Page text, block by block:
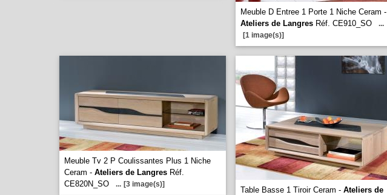
Meuble D Entree 1 Porte 1 Niche Ceram -
Ateliers de Langres Réf. CE910_SO
...
[1 image(s)]
Meuble Tv 2 P Coulissantes Plus 1 Niche
Ceram - Ateliers de Langres Réf.
CE820N_SO
... [3 image(s)]
Table Basse 1 Tiroir Ceram - Ateliers de